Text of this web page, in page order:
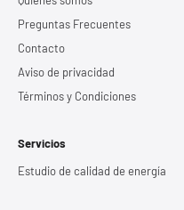
Preguntas Frecuentes
Contacto
Aviso de privacidad
Términos y Condiciones
Servicios
Estudio de calidad de energía